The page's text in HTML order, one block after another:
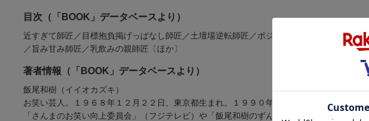
目次（「BOOK」データベースより）
近すぎて師匠／目標抱負掲げっぱなし師匠／土壇場逆転師匠／ポジティブ師匠／自分には
／旨み甘み師匠／乳飲みの親師匠〔ほか〕
著者情報（「BOOK」データベースより）
飯尾和樹（イイオカズキ）
お笑い芸人。１９６８年１２月２２日、東京都生まれ。１９９０年、浅井企画に所属。２
「さんまのお笑い向上委員会」（フジテレビ）や「飯尾和樹のずん喫茶」（ＢＳテレ東）